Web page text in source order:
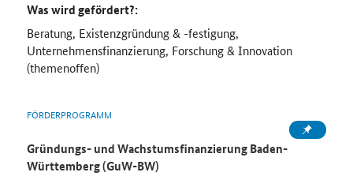
Was wird gefördert?:
Beratung, Existenzgründung & -festigung,
Unternehmensfinanzierung, Forschung & Innovation
(themenoffen)
FÖRDERPROGRAMM
Gründungs- und Wachstumsfinanzierung Baden-
Württemberg (GuW-BW)